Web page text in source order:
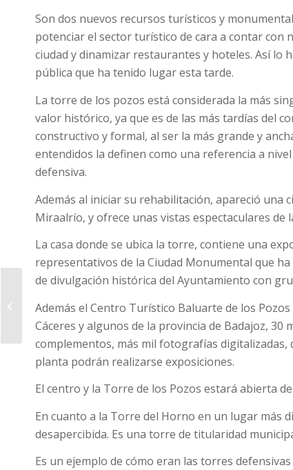
Son dos nuevos recursos turísticos y
potenciar el sector turístico de cara a contar con
ciudad y dinamizar restaurantes y hoteles. Así lo
pública que ha tenido lugar esta tarde.
La torre de los pozos está considerada la más
valor histórico, ya que es de las más tardías del
constructivo y formal, al ser la más grande y
entendidos la definen como una referencia a
defensiva.
Además al iniciar su rehabilitación, apareció una
Miraalrío, y ofrece unas vistas espectaculares de
La casa donde se ubica la torre, contiene una
representativos de la Ciudad Monumental que
de divulgación histórica del Ayuntamiento con
Además el Centro Turístico Baluarte de los
Cáceres y algunos de la provincia de Badajoz,
complementos, más mil fotografías digitalizadas,
planta podrán realizarse exposiciones.
El centro y la Torre de los Pozos estará abierta
En cuanto a la Torre del Horno en un lugar más
desapercibida. Es una torre de titularidad
Es un ejemplo de cómo eran las torres
La Junta Local de
incentivar la
coordinación entre sus
m...